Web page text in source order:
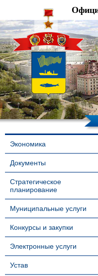
Экономика
Документы
Стратегическое
планирование
Муниципальные услуги
Конкурсы и закупки
Электронные услуги
Устав